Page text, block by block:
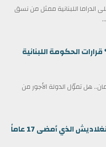
الدراما اللبنانية ممثل من نسق
الحكومة اللبنانية
هل تموّل الدولة الأجور من
من هو طارق رحمن رئيس وزراء بنغلاديش الذي أمضى 17 عاماً